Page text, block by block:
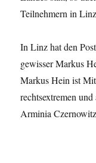
Teilnehmern in
In Linz hat den
gewisser Markus
Markus Hein ist
rechtsextremen
Arminia